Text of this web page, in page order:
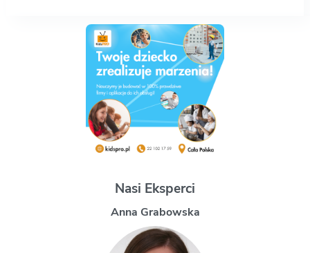
Nasi Eksperci
Magdalena Uchman